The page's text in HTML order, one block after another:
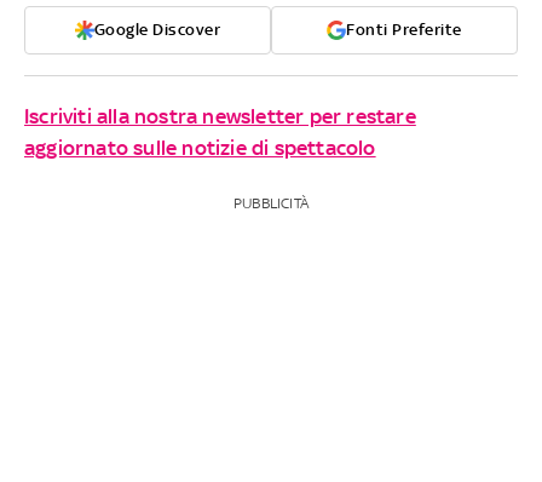
Google Discover Fonti Preferite
Iscriviti alla nostra newsletter per restare
aggiornato sulle notizie di spettacolo
PUBBLICITÀ